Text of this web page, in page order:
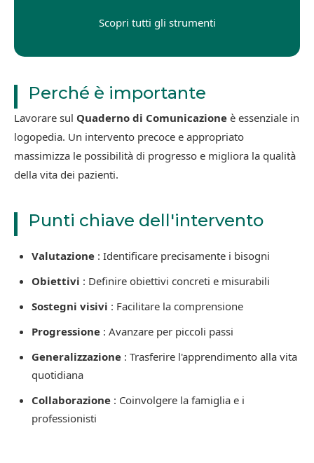
Scopri tutti gli strumenti
Perché è importante
Lavorare sul Quaderno di Comunicazione è essenziale in
logopedia. Un intervento precoce e appropriato
massimizza le possibilità di progresso e migliora la qualità
della vita dei pazienti.
Punti chiave dell'intervento
Valutazione : Identificare precisamente i bisogni
Obiettivi : Definire obiettivi concreti e misurabili
Sostegni visivi : Facilitare la comprensione
Progressione : Avanzare per piccoli passi
Generalizzazione : Trasferire l'apprendimento alla vita
quotidiana
Collaborazione : Coinvolgere la famiglia e i
professionisti